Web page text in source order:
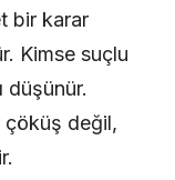
bir karar
Kimse suçlu
düşünür.
çöküş değil,